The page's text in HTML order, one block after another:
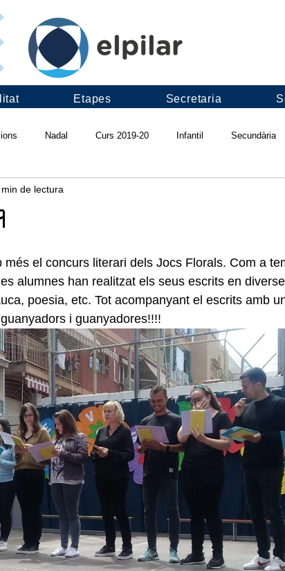
Etapes Secretaria
Nadal Curs 2019-20 Infantil Secundària
d'escola
Fruitalícia't Pràctiques LAB Cantània Colònies
17
min de lectura
el concurs literari dels Jocs Florals. Com a
alumnes han realitzat els seus escrits en
poesia, etc. Tot acompanyant el escrits amb
i guanyadores!!!!